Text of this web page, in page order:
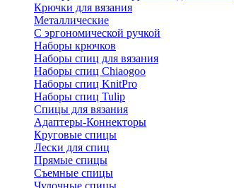
Крючки для вязания
Металлические
С эргономической ручкой
Наборы крючков
Наборы спиц для вязания
Наборы спиц Chiaogoo
Наборы спиц KnitPro
Наборы спиц Tulip
Спицы для вязания
Адаптеры-Коннекторы
Круговые спицы
Лески для спиц
Прямые спицы
Съемные спицы